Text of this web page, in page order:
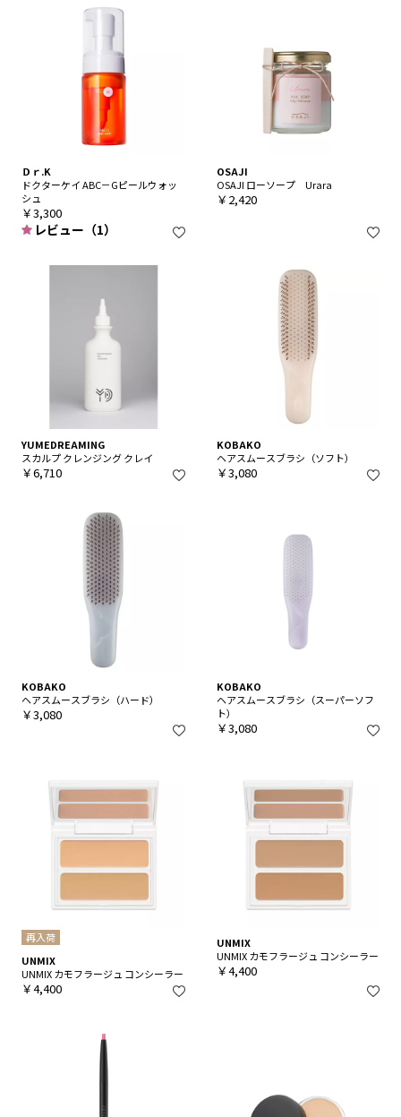
Ｄｒ.K
ドクターケイ ABC－Gピールウォッ
シュ
￥3,300
レビュー（1）
OSAJI
OSAJI ローソープ Urara
￥2,420
YUMEDREAMING
スカルプ クレンジング クレイ
￥6,710
KOBAKO
ヘアスムースブラシ（ソフト）
￥3,080
KOBAKO
ヘアスムースブラシ（ハード）
￥3,080
KOBAKO
ヘアスムースブラシ（スーパーソフ
ト）
￥3,080
再入荷
UNMIX
UNMIX カモフラージュ コンシーラー
￥4,400
UNMIX
UNMIX カモフラージュ コンシーラー
￥4,400